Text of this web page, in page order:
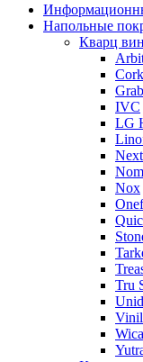
Напольные
Кварц
IVC
LG
Nox
Tru